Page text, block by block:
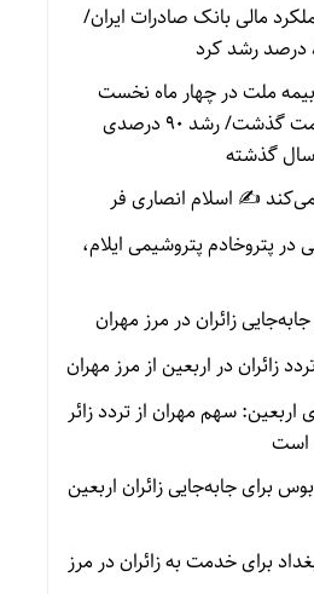
مالی بانک صادرات ایران/
ملت در چهار ماه نخست
امسال از ۱۴.۵ همت گذشت/ رشد ۹۰ درصدی
گذشته
می‌کند ✍️ اسلام انصاری فر
پتروخادم پتروشیمی ایلام،
زائران در مرز مهران
سهم مهران از تردد زائر
برای جابه‌جایی زائران اربعین
برای خدمت به زائران در مرز